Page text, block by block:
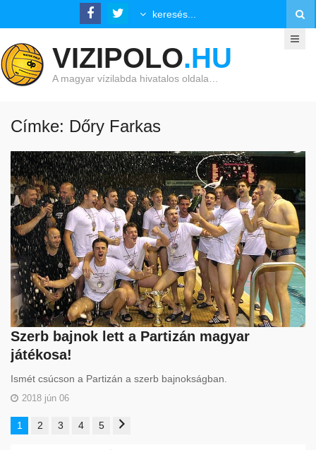
VIZIPOLO.HU
A magyar vízilabda hivatalos oldala…
Címke: Dőry Farkas
Szerb bajnok lett a Partizán magyar
játékosa!
Ismét csúcson a Partizán a szerb bajnokságban.
2018 jún 06
1 2 3 4 5